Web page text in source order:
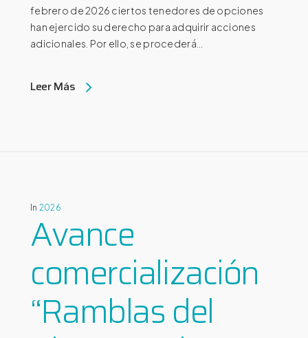
febrero de 2026 ciertos tenedores de opciones
han ejercido su derecho para adquirir acciones
adicionales. Por ello, se procederá...
Leer Más
In 2026
Avance
comercialización
“Ramblas del